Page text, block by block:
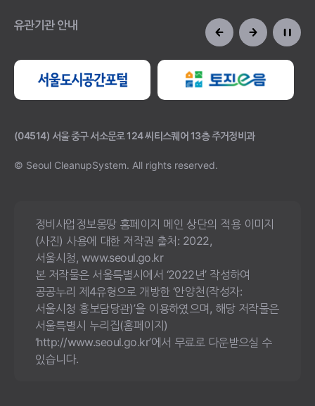
유관기관 안내
(04514) 서울 중구 서소문로 124 씨티스퀘어 13층 주거정비과
© Seoul CleanupSystem. All rights reserved.
정비사업정보몽땅 홈페이지 메인 상단의 적용 이미지
(사진) 사용에 대한 저작권 출처: 2022,
서울시청, www.seoul.go.kr
본 저작물은 서울특별시에서 ‘2022년’ 작성하여
공공누리 제4유형으로 개방한 ‘안양천(작성자:
서울시청 홍보담당관)’을 이용하였으며, 해당 저작물은
서울특별시 누리집(홈페이지)
‘http://www.seoul.go.kr’에서 무료로 다운받으실 수
있습니다.